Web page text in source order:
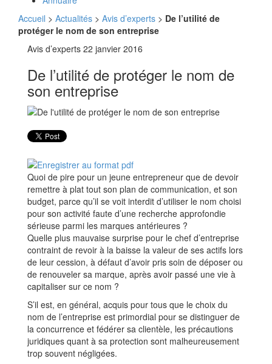
Accueil > Actualités > Avis d’experts > De l’utilité de
protéger le nom de son entreprise
Avis d’experts 22 janvier 2016
De l’utilité de protéger le nom de
son entreprise
Quoi de pire pour un jeune entrepreneur que de devoir
remettre à plat tout son plan de communication, et son
budget, parce qu’il se voit interdit d’utiliser le nom choisi
pour son activité faute d’une recherche approfondie
sérieuse parmi les marques antérieures ?
Quelle plus mauvaise surprise pour le chef d’entreprise
contraint de revoir à la baisse la valeur de ses actifs lors
de leur cession, à défaut d’avoir pris soin de déposer ou
de renouveler sa marque, après avoir passé une vie à
capitaliser sur ce nom ?
S’il est, en général, acquis pour tous que le choix du
nom de l’entreprise est primordial pour se distinguer de
la concurrence et fédérer sa clientèle, les précautions
juridiques quant à sa protection sont malheureusement
trop souvent négligées.